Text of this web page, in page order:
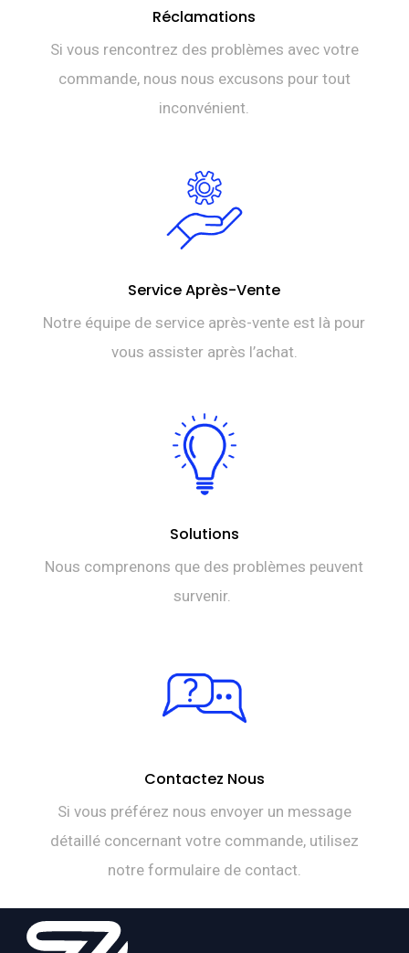
Réclamations
Si vous rencontrez des problèmes avec votre
commande, nous nous excusons pour tout
inconvénient.
Service Après-Vente
Notre équipe de service après-vente est là pour
vous assister après l’achat.
Solutions
Nous comprenons que des problèmes peuvent
survenir.
Contactez Nous
Si vous préférez nous envoyer un message
détaillé concernant votre commande, utilisez
notre formulaire de contact.